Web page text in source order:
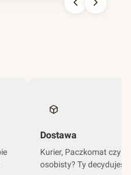
Dostawa
Kurier, Paczkomat czy
osobisty? Ty decydujesz.